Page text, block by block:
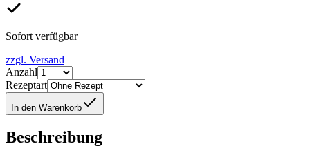
Sofort verfügbar
zzgl. Versand
Anzahl
Rezeptart
In den Warenkorb
Beschreibung